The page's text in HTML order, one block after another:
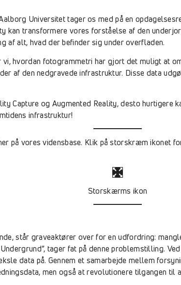
Universitet tager os med på en
kan transformere vores forståelse af den
alt, hvad der befinder sig under overfladen.
hvordan fotogrammetri har gjort det muligt at
af den nedgravede infrastruktur. Disse data
Capture og Augmented Reality, desto
infrastruktur!
på vores vidensbase. Klik på storskræm ikonet
Storskærms ikon
står graveaktører over for en udfordring:
tager fat på denne problemstilling.
data på. Gennem et samarbejde mellem
men også at revolutionere tilgangen til